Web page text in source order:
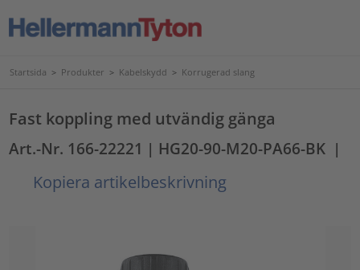
Startsida > Produkter > Kabelskydd > Korrugerad slang
Fast koppling med utvändig gänga
Art.-Nr. 166-22221 | HG20-90-M20-PA66-BK |
Kopiera artikelbeskrivning